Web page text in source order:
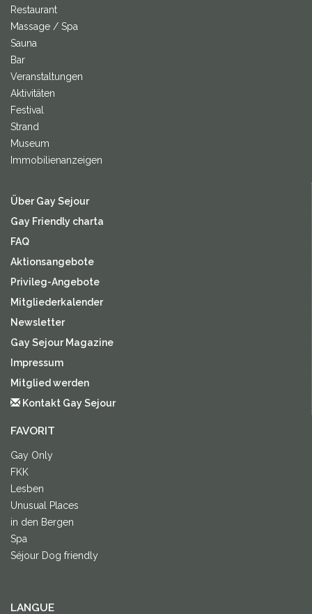
Restaurant
Massage / Spa
Sauna
Bar
Veranstaltungen
Aktivitäten
Festival
Strand
Museum
Immobilienanzeigen
Über Gay Sejour
Gay Friendly charta
FAQ
Aktionsangebote
Privileg-Angebote
Mitgliederkalender
Newsletter
Gay Sejour Magazine
Impressum
Mitglied werden
Kontakt Gay Sejour
FAVORIT
Gay Only
FKK
Lesben
Unusual Places
in den Bergen
Spa
Séjour Dog friendly
LANGUE